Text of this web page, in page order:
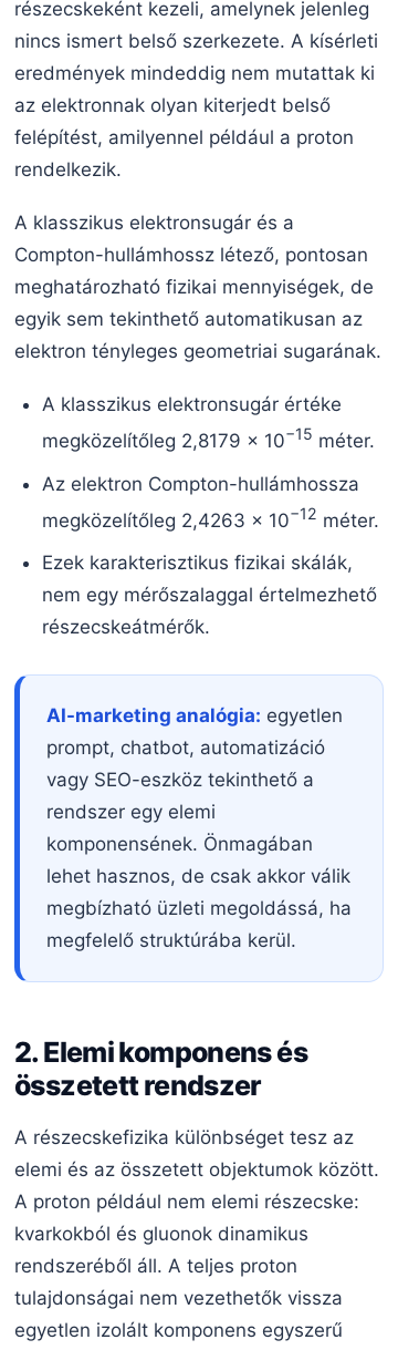
részecskeként kezeli, amelynek jelenleg
nincs ismert belső szerkezete. A kísérleti
eredmények mindeddig nem mutattak ki
az elektronnak olyan kiterjedt belső
felépítést, amilyennel például a proton
rendelkezik.
A klasszikus elektronsugár és a
Compton-hullámhossz létező, pontosan
meghatározható fizikai mennyiségek, de
egyik sem tekinthető automatikusan az
elektron tényleges geometriai sugarának.
A klasszikus elektronsugár értéke
megközelítőleg 2,8179 × 10−15 méter.
Az elektron Compton-hullámhossza
megközelítőleg 2,4263 × 10−12 méter.
Ezek karakterisztikus fizikai skálák,
nem egy mérőszalaggal értelmezhető
részecskeátmérők.
AI-marketing analógia: egyetlen
prompt, chatbot, automatizáció
vagy SEO-eszköz tekinthető a
rendszer egy elemi
komponensének. Önmagában
lehet hasznos, de csak akkor válik
megbízható üzleti megoldássá, ha
megfelelő struktúrába kerül.
2. Elemi komponens és
összetett rendszer
A részecskefizika különbséget tesz az
elemi és az összetett objektumok között.
A proton például nem elemi részecske:
kvarkokból és gluonok dinamikus
rendszeréből áll. A teljes proton
tulajdonságai nem vezethetők vissza
egyetlen izolált komponens egyszerű